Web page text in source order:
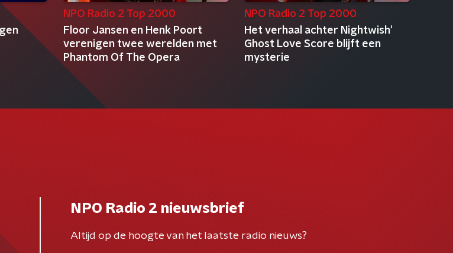
NPO Radio 2 Top 2000
Floor Jansen en Henk Poort
verenigen twee werelden met
Phantom Of The Opera
NPO Radio 2 Top 2000
Het verhaal achter Nightwish'
Ghost Love Score blijft een
mysterie
NPO Radio 2 nieuwsbrief
Altijd op de hoogte van het laatste radio nieuws?